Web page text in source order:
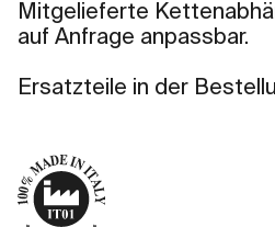
Mitgelieferte
auf Anfrage anpassbar.
Ersatzteile in der